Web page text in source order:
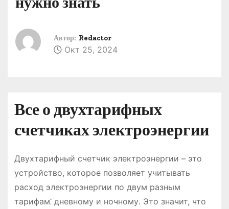
Автор: Redactor
Окт 25, 2024
Все о двухтарифных
счетчиках электроэнергии
Двухтарифный счетчик электроэнергии – это
устройство, которое позволяет учитывать
расход электроэнергии по двум разным
тарифам⁚ дневному и ночному․ Это значит, что